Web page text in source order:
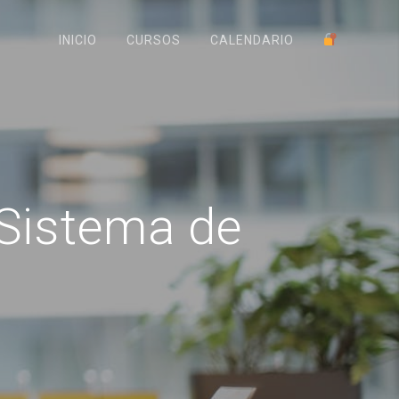
INICIO CURSOS CALENDARIO
de